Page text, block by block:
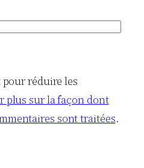
réduire les
plus sur la façon dont
sont traitées.